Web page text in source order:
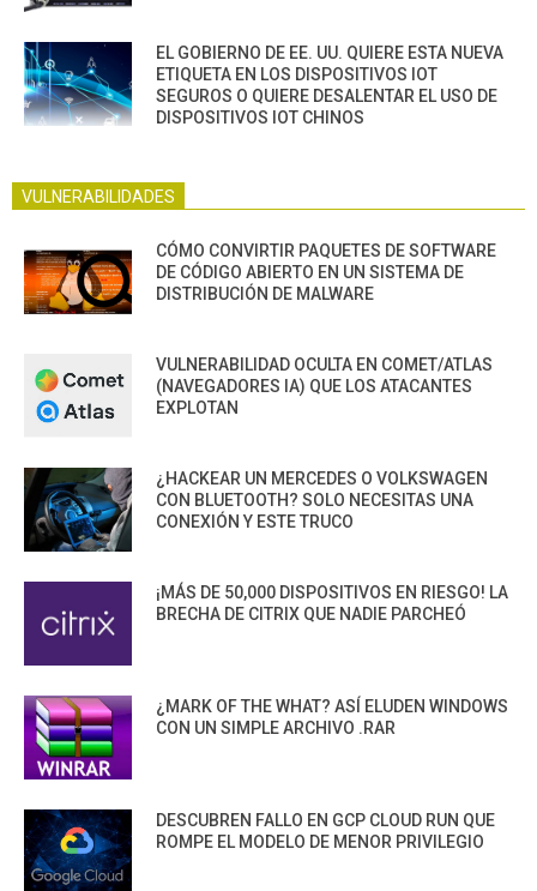
EL GOBIERNO DE EE. UU. QUIERE ESTA NUEVA
ETIQUETA EN LOS DISPOSITIVOS IOT
SEGUROS O QUIERE DESALENTAR EL USO DE
DISPOSITIVOS IOT CHINOS
VULNERABILIDADES
CÓMO CONVIRTIR PAQUETES DE SOFTWARE
DE CÓDIGO ABIERTO EN UN SISTEMA DE
DISTRIBUCIÓN DE MALWARE
VULNERABILIDAD OCULTA EN COMET/ATLAS
(NAVEGADORES IA) QUE LOS ATACANTES
EXPLOTAN
¿HACKEAR UN MERCEDES O VOLKSWAGEN
CON BLUETOOTH? SOLO NECESITAS UNA
CONEXIÓN Y ESTE TRUCO
¡MÁS DE 50,000 DISPOSITIVOS EN RIESGO! LA
BRECHA DE CITRIX QUE NADIE PARCHEÓ
¿MARK OF THE WHAT? ASÍ ELUDEN WINDOWS
CON UN SIMPLE ARCHIVO .RAR
DESCUBREN FALLO EN GCP CLOUD RUN QUE
ROMPE EL MODELO DE MENOR PRIVILEGIO